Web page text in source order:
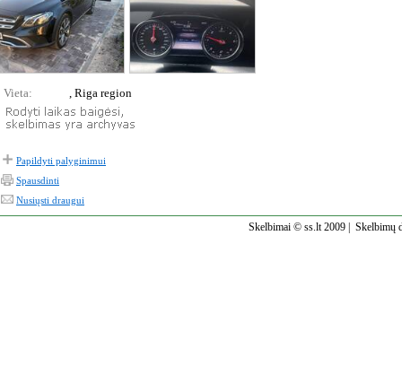
Vieta: , Riga region
Papildyti palyginimui
Spausdinti
Nusiųsti draugui
Skelbimai © ss.lt 2009 | Skelbimų